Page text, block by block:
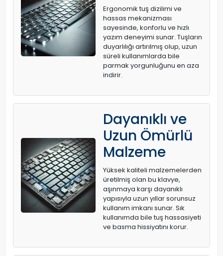
Ergonomik tuş dizilimi ve
hassas mekanizması
sayesinde, konforlu ve hızlı
yazım deneyimi sunar. Tuşların
duyarlılığı artırılmış olup, uzun
süreli kullanımlarda bile
parmak yorgunluğunu en aza
indirir.
Dayanıklı ve
Uzun Ömürlü
Malzeme
Yüksek kaliteli malzemelerden
üretilmiş olan bu klavye,
aşınmaya karşı dayanıklı
yapısıyla uzun yıllar sorunsuz
kullanım imkanı sunar. Sık
kullanımda bile tuş hassasiyeti
ve basma hissiyatını korur.